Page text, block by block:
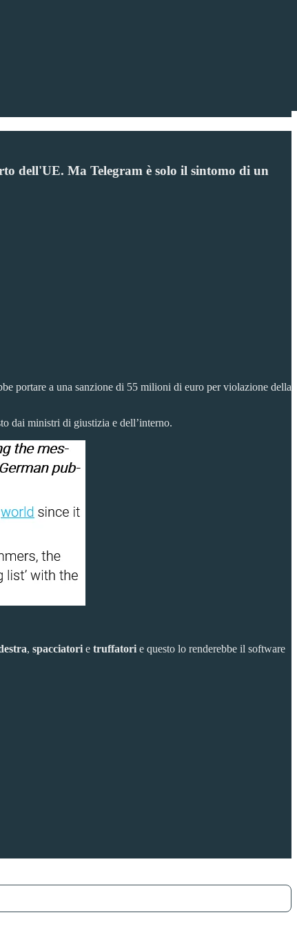
dell'UE. Ma Telegram è solo il sintomo di un
portare a una sanzione di 55 milioni di euro per violazione della
dai ministri di giustizia e dell’interno.
, spacciatori e truffatori e questo lo renderebbe il software